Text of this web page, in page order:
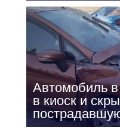
Автомобиль
в киоск и